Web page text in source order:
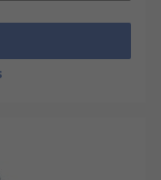
มีได้ดี เหมาะกับ
น้ำยารุนแรง